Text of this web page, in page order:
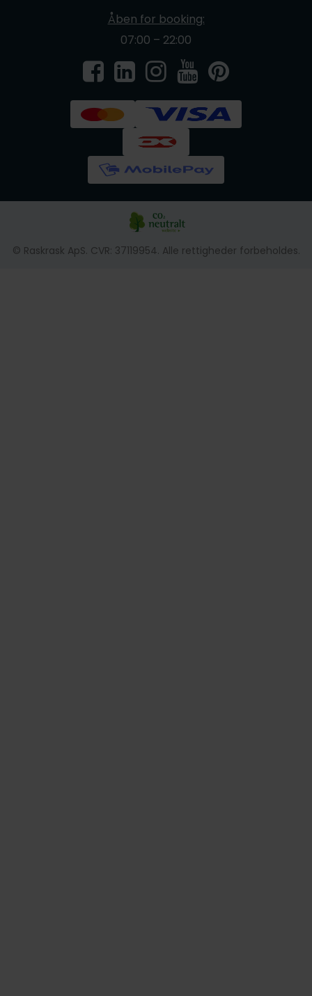
Åben for booking:
07:00 – 22:00
© Raskrask ApS. CVR: 37119954. Alle rettigheder forbeholdes.